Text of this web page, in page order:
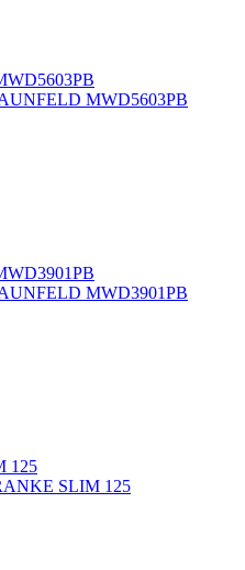
MWD5603PB
MWD3901PB
SLIM 125